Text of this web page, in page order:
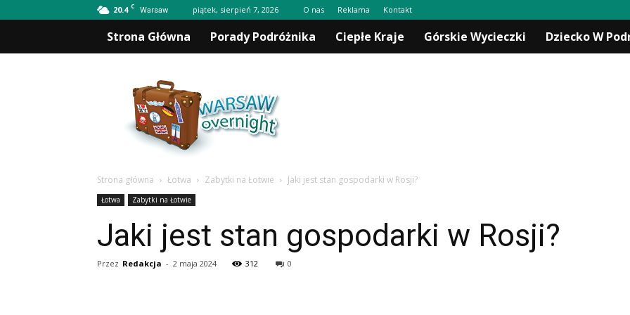
20.4 C Warsaw piątek, sierpień 7, 2026 O nas Reklama Kontakt
Strona Główna Porady Podróżnika Ciepłe Kraje Górskie Wycieczki Dziecko W
Warsawovernight.pl
Strona główna Łotwa Zabytki na Łotwie Jaki jest stan gospodarki w Rosji?
Łotwa Zabytki na Łotwie
Jaki jest stan gospodarki w Rosji?
Przez Redakcja - 2 maja 2024 312 0